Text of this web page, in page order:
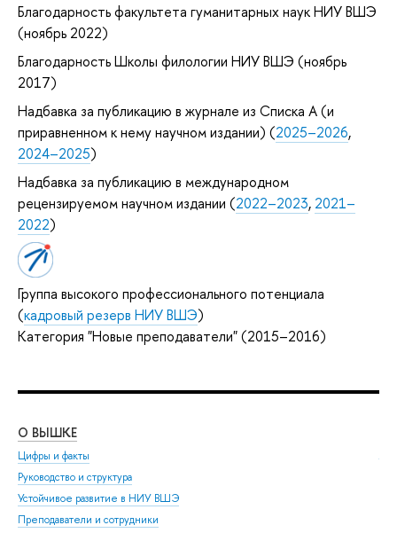
Благодарность факультета гуманитарных наук НИУ ВШЭ
(ноябрь 2022)
Благодарность Школы филологии НИУ ВШЭ (ноябрь
2017)
Надбавка за публикацию в журнале из Списка А (и
приравненном к нему научном издании) (2025–2026,
2024–2025)
Надбавка за публикацию в международном
рецензируемом научном издании (2022–2023, 2021–
2022)
Группа высокого профессионального потенциала
(кадровый резерв НИУ ВШЭ)
Категория "Новые преподаватели" (2015–2016)
О ВЫШКЕ
Цифры и факты
Руководство и структура
Устойчивое развитие в НИУ ВШЭ
Преподаватели и сотрудники